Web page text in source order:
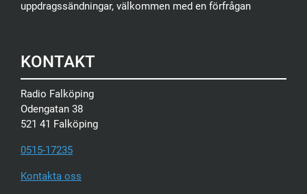
uppdragssändningar, välkommen med en förfrågan
KONTAKT
Radio Falköping
Odengatan 38
521 41 Falköping
0515-17235
Kontakta oss